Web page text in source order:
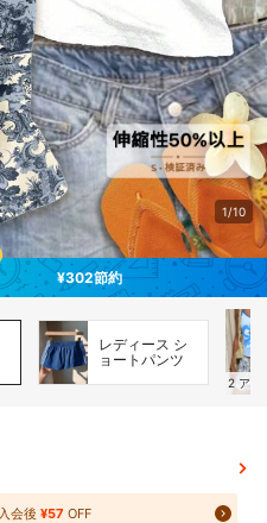
1/10
¥302節約
レディース シ
ョートパンツ
2 アイ
入会後¥57 OFF